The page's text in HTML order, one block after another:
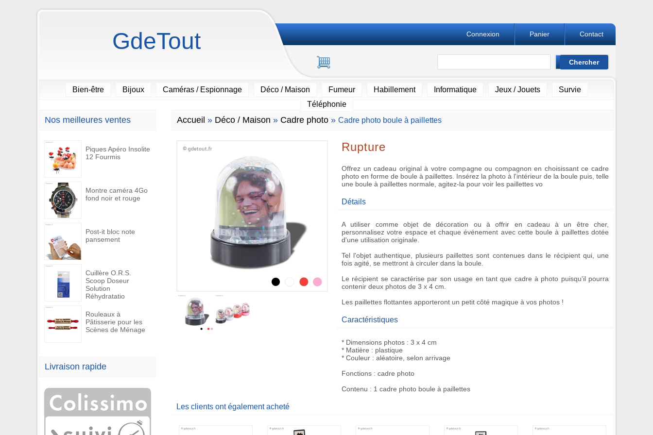
GdeTout Contact
Panier
Connexion
Bien-être Bijoux Caméras / Espionnage Déco / Maison Fumeur Habillement Informatique Jeux / Jouets
Survie
Téléphonie
Nos meilleures ventes
Piques Apéro Insolite
12 Fourmis
Montre caméra 4Go
fond noir et rouge
Post-it bloc note
pansement
Cuillère O.R.S.
Scoop Doseur
Solution
Réhydratatio
Rouleaux à
Pâtisserie pour les
Scènes de Ménage
Livraison rapide
Accueil » Déco / Maison » Cadre photo » Cadre photo boule à paillettes
Rupture
Offrez un cadeau original à votre compagne ou compagnon en choisissant ce cadre
photo en forme de boule à paillettes. Insérez la photo à l'intérieur de la boule puis, telle
une boule à paillettes normale, agitez-la pour voir les paillettes vo
Détails
A utiliser comme objet de décoration ou à offrir en cadeau à un être cher,
personnalisez votre espace et chaque événement avec cette boule à paillettesdotée
d'une utilisation originale.
Tel l'objet authentique, plusieurs paillettes sont contenues dans le récipient qui, une
fois agité, se mettront à circuler dans la boule.
Le récipient se caractérise par son usage en tant que cadre à photo puisqu'il pourra
contenir deux photos de 3 x 4 cm.
Les paillettes flottantes apporteront un petit côté magique à vos photos !
Caractéristiques
* Dimensions photos : 3 x 4 cm
* Matière : plastique
* Couleur : aléatoire, selon arrivage
Fonctions : cadre photo
Contenu : 1 cadre photo boule à paillettes
Les clients ont également acheté